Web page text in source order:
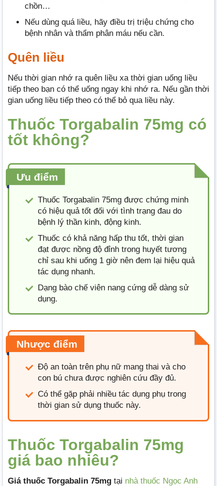
chồn…
Nếu dùng quá liều, hãy điều trị triệu chứng cho
bệnh nhân và thẩm phân máu nếu cần.
Quên liều
Nếu thời gian nhớ ra quên liều xa thời gian uống liều
tiếp theo bạn có thể uống ngay khi nhớ ra. Nếu gần thời
gian uống liều tiếp theo có thể bỏ qua liều này.
Thuốc Torgabalin 75mg có
tốt không?
Ưu điểm
Thuốc Torgabalin 75mg được chứng minh
có hiệu quả tốt đối với tình trạng đau do
bệnh lý thần kinh, động kinh.
Thuốc có khả năng hấp thu tốt, thời gian
đạt được nồng độ đỉnh trong huyết tương
chỉ sau khi uống 1 giờ nên đem lại hiệu quả
tác dụng nhanh.
Dạng bào chế viên nang cứng dễ dàng sử
dụng.
Nhược điểm
Độ an toàn trên phụ nữ mang thai và cho
con bú chưa được nghiên cứu đầy đủ.
Có thể gặp phải nhiều tác dụng phụ trong
thời gian sử dụng thuốc này.
Thuốc Torgabalin 75mg
giá bao nhiêu?
Giá thuốc Torgabalin 75mg tại nhà thuốc Ngọc Anh